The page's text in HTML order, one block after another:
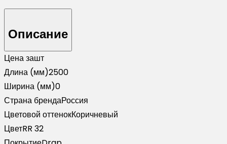
Описание
Цена зашт
Длина (мм)2500
Ширина (мм)0
Страна брендаРоссия
Цветовой оттенокКоричневый
ЦветRR 32